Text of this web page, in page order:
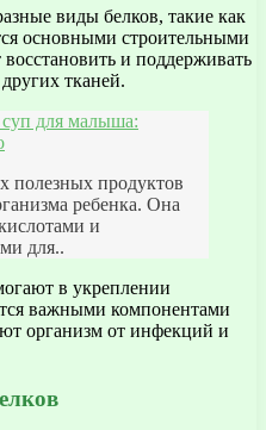
виды белков, такие как
основными строительными
и поддерживать
тканей.
для малыша:
полезных продуктов
ребенка. Она
и
для..
в укреплении
важными компонентами
организм от инфекций и